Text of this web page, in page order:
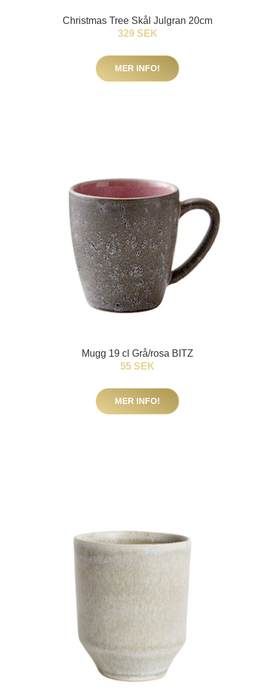
Christmas Tree Skål Julgran 20cm
329 SEK
MER INFO!
Mugg 19 cl Grå/rosa BITZ
55 SEK
MER INFO!